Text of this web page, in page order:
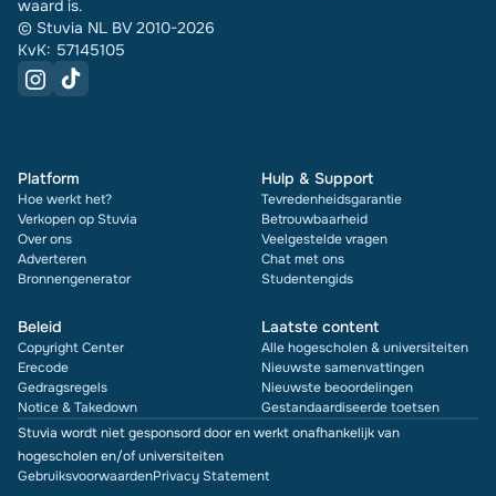
waard is.
© Stuvia NL BV 2010-2026
KvK: 57145105
Platform
Hoe werkt het?
Verkopen op Stuvia
Over ons
Adverteren
Bronnengenerator
Hulp & Support
Tevredenheidsgarantie
Betrouwbaarheid
Veelgestelde vragen
Chat met ons
Studentengids
Beleid
Copyright Center
Erecode
Gedragsregels
Notice & Takedown
Laatste content
Alle hogescholen & universiteiten
Nieuwste samenvattingen
Nieuwste beoordelingen
Gestandaardiseerde toetsen
Stuvia wordt niet gesponsord door en werkt onafhankelijk van
hogescholen en/of universiteiten
GebruiksvoorwaardenPrivacy Statement